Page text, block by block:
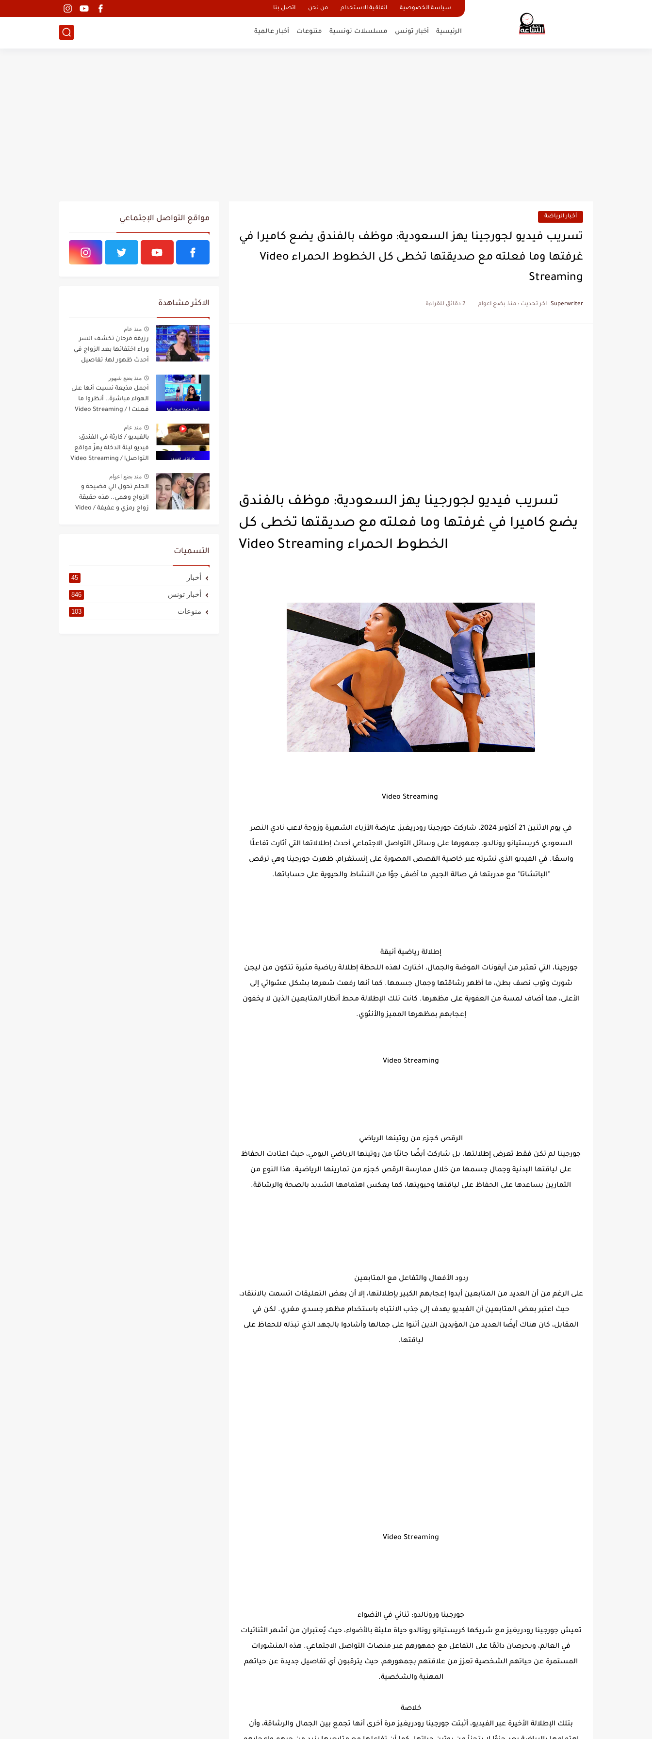
سياسة الخصوصية اتفاقية الاستخدام من نحن اتصل بنا
الرئيسية أخبار تونس مسلسلات تونسية متنوعات أخبار عالمية
أخبار الرياضة
تسريب فيديو لجورجينا يهز السعودية: موظف بالفندق يضع كاميرا في
غرفتها وما فعلته مع صديقتها تخطى كل الخطوط الحمراء Video
Streaming
Superwriter اخر تحديث : منذ بضع اعوام 2 دقائق للقراءة
تسريب فيديو لجورجينا يهز السعودية: موظف بالفندق
يضع كاميرا في غرفتها وما فعلته مع صديقتها تخطى كل
الخطوط الحمراء Video Streaming
في يوم الاثنين 21 أكتوبر 2024، شاركت جورجينا رودريغيز، عارضة الأزياء الشهيرة وزوجة لاعب نادي النصر
السعودي كريستيانو رونالدو، جمهورها على وسائل التواصل الاجتماعي أحدث إطلالاتها التي أثارت تفاعلًا
واسعًا. في الفيديو الذي نشرته عبر خاصية القصص المصورة على إنستغرام، ظهرت جورجينا وهي ترقص
"الباتشاتا" مع مدربتها في صالة الجيم، ما أضفى جوًا من النشاط والحيوية على حساباتها.
إطلالة رياضية أنيقة
جورجينا، التي تعتبر من أيقونات الموضة والجمال، اختارت لهذه اللحظة إطلالة رياضية مثيرة تتكون من ليجن
شورت وتوب نصف بطن، ما أظهر رشاقتها وجمال جسمها. كما أنها رفعت شعرها بشكل عشوائي إلى
الأعلى، مما أضاف لمسة من العفوية على مظهرها. كانت تلك الإطلالة محط أنظار المتابعين الذين لا يخفون
إعجابهم بمظهرها المميز والأنثوي.
Video Streaming
الرقص كجزء من روتينها الرياضي
جورجينا لم تكن فقط تعرض إطلالتها، بل شاركت أيضًا جانبًا من روتينها الرياضي اليومي، حيث اعتادت الحفاظ
على لياقتها البدنية وجمال جسمها من خلال ممارسة الرقص كجزء من تمارينها الرياضية. هذا النوع من
التمارين يساعدها على الحفاظ على لياقتها وحيويتها، كما يعكس اهتمامها الشديد بالصحة والرشاقة.
ردود الأفعال والتفاعل مع المتابعين
على الرغم من أن العديد من المتابعين أبدوا إعجابهم الكبير بإطلالتها، إلا أن بعض التعليقات اتسمت بالانتقاد،
حيث اعتبر بعض المتابعين أن الفيديو يهدف إلى جذب الانتباه باستخدام مظهر جسدي مغري. لكن في
المقابل، كان هناك أيضًا العديد من المؤيدين الذين أثنوا على جمالها وأشادوا بالجهد الذي تبذله للحفاظ على
لياقتها.
Video Streaming
جورجينا ورونالدو: ثنائي في الأضواء
تعيش جورجينا رودريغيز مع شريكها كريستيانو رونالدو حياة مليئة بالأضواء، حيث يُعتبران من أشهر الثنائيات
في العالم، ويحرصان دائمًا على التفاعل مع جمهورهم عبر منصات التواصل الاجتماعي. هذه المنشورات
المستمرة عن حياتهم الشخصية تعزز من علاقتهم بجمهورهم، حيث يترقبون أي تفاصيل جديدة عن حياتهم
المهنية والشخصية.
خلاصة
بتلك الإطلالة الأخيرة عبر الفيديو، أثبتت جورجينا رودريغيز مرة أخرى أنها تجمع بين الجمال والرشاقة، وأن
مواقع التواصل الإجتماعي
الاكثر مشاهدة
منذ عام
رزيقة فرحان تكشف السر
وراء اختفائها بعد الزواج في
أحدث ظهور لها: تفاصيل
منذ بضع شهور
أجمل مذيعة نسيت أنها على
الهواء مباشرة.. أنظروا ما
فعلت ! / Video Streaming
منذ عام
بالفيديو / كارثة في الفندق:
فيديو ليلة الدخلة يهزّ مواقع
التواصل! / Video Streaming
منذ بضع اعوام
الحلم تحول الي فضيحة و
الزواج وهمي.. هذه حقيقة
زواج رمزي و عفيفة / Video
التسميات
أخبار 45
أخبار تونس 846
منوعات 103